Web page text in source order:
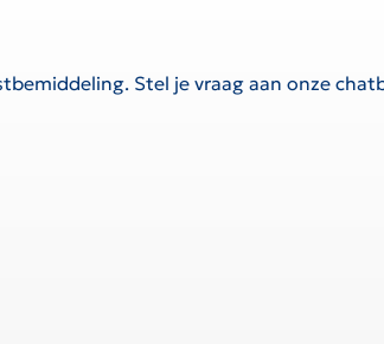
Stel je vraag aan onze